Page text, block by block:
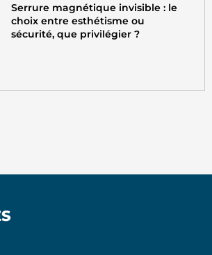
Serrure magnétique invisible : le
choix entre esthétisme ou
sécurité, que privilégier ?